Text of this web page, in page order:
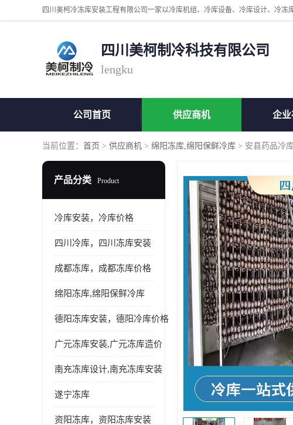
四川美柯制冷科技有限公司
lengku
公司首页 供应商机 企
当前位置： 首页 > 供应商机 > 绵阳冻库,绵阳保鲜冷库 > 安县药品冷
产品分类 Product
冷库安装，冷库价格
四川冷库，四川冻库安装
成都冻库，成都冻库价格
绵阳冻库,绵阳保鲜冷库
德阳冻库安装，德阳冷库价格
广元冻库安装,广元冻库造价
南充冻库设计,南充冻库安装
遂宁冻库
资阳冻库，资阳冻库安装